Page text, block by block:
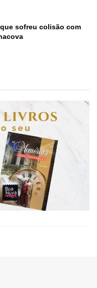
sofreu colisão com